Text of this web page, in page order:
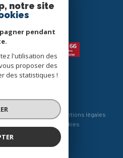
adhérons
droits réservés
Mentions légales
Cookies
notre site
pendant
l'utilisation des
proposer des
des statistiques !